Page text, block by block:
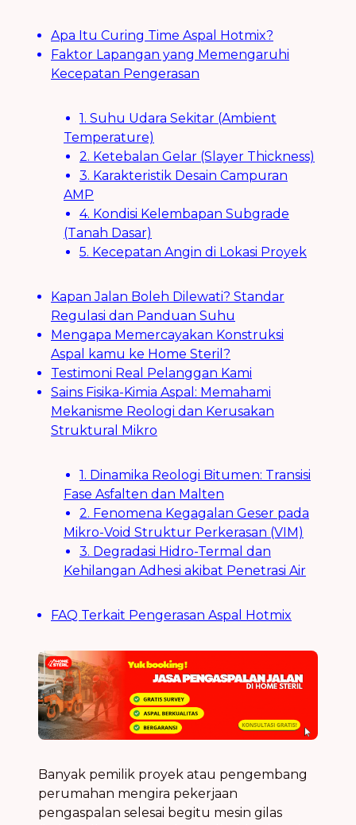
Apa Itu Curing Time Aspal Hotmix?
Faktor Lapangan yang Memengaruhi
Kecepatan Pengerasan
1. Suhu Udara Sekitar (Ambient
Temperature)
2. Ketebalan Gelar (Slayer Thickness)
3. Karakteristik Desain Campuran
AMP
4. Kondisi Kelembapan Subgrade
(Tanah Dasar)
5. Kecepatan Angin di Lokasi Proyek
Kapan Jalan Boleh Dilewati? Standar
Regulasi dan Panduan Suhu
Mengapa Memercayakan Konstruksi
Aspal kamu ke Home Steril?
Testimoni Real Pelanggan Kami
Sains Fisika-Kimia Aspal: Memahami
Mekanisme Reologi dan Kerusakan
Struktural Mikro
1. Dinamika Reologi Bitumen: Transisi
Fase Asfalten dan Malten
2. Fenomena Kegagalan Geser pada
Mikro-Void Struktur Perkerasan (VIM)
3. Degradasi Hidro-Termal dan
Kehilangan Adhesi akibat Penetrasi Air
FAQ Terkait Pengerasan Aspal Hotmix
Banyak pemilik proyek atau pengembang
perumahan mengira pekerjaan
pengaspalan selesai begitu mesin gilas